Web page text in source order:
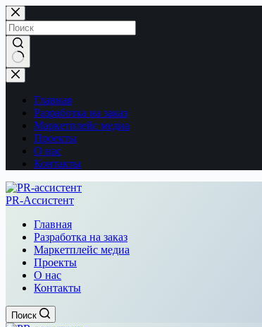
Перейти
к
сути
Ничего
не
найденоГлавная
Разработка на заказ
Маркетплейс медиа
Проекты
О нас
Контакты
PR-Ассистент
Главная
Разработка на заказ
Маркетплейс медиа
Проекты
О нас
Контакты
Поиск